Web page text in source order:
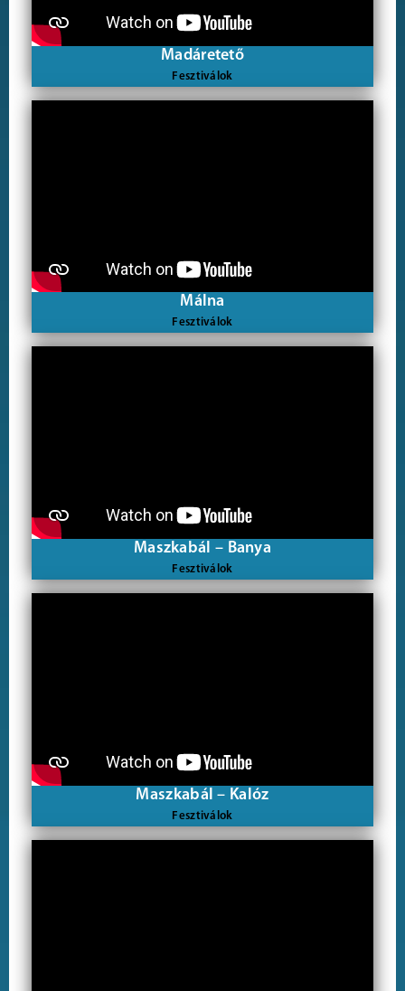
Madáretető
Fesztiválok
Málna
Fesztiválok
Maszkabál – Banya
Fesztiválok
Maszkabál – Kalóz
Fesztiválok